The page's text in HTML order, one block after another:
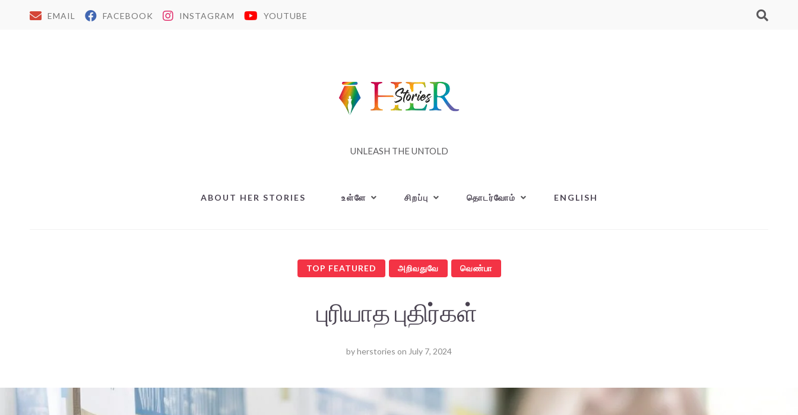
EMAIL FACEBOOK INSTAGRAM YOUTUBE
UNLEASH THE UNTOLD
ABOUT HER STORIES உள்ளே சிறப்பு தொடர்வோம் ENGLISH
TOP FEATURED அறிவதுவே வெண்பா
புரியாத புதிர்கள்
byherstories on July 7, 2024